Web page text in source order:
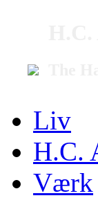
Liv
H.C.
Værk